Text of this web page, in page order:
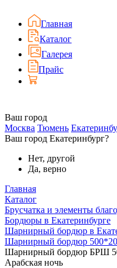
Главная
Каталог
Галерея
Прайс
Ваш город
Москва Тюмень
Ваш город Екатеринбург?
Нет, другой
Да, верно
Главная
Каталог
Брусчатка и элементы
Бордюры в Екатеринбурге
Шарнирный бордюр в
Шарнирный бордюр
Шарнирный бордюр БРШ
Арабская ночь